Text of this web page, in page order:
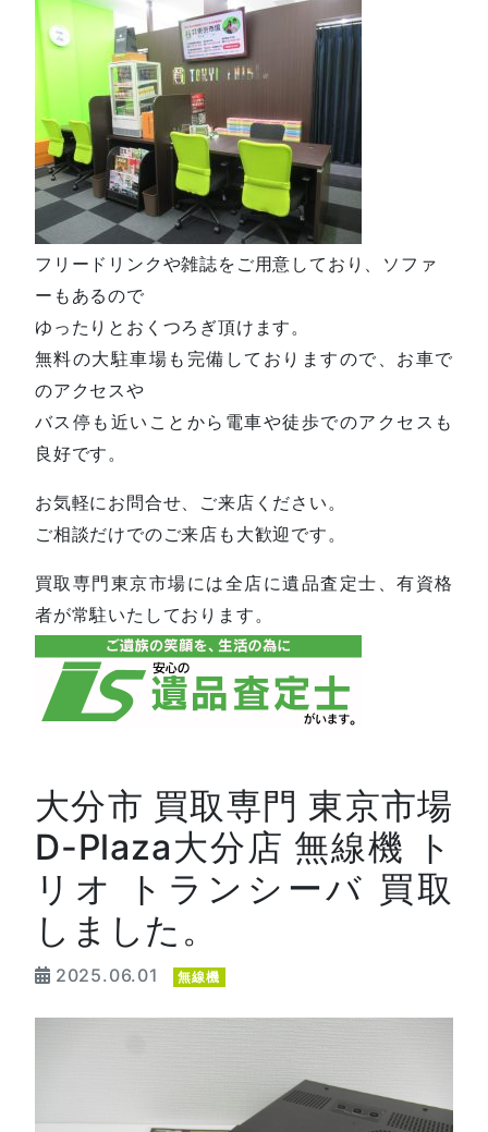
フリードリンクや雑誌をご用意しており、ソファ
ーもあるので
ゆったりとおくつろぎ頂けます。
無料の大駐車場も完備しておりますので、お車で
のアクセスや
バス停も近いことから電車や徒歩でのアクセスも
良好です。
お気軽にお問合せ、ご来店ください。
ご相談だけでのご来店も大歓迎です。
買取専門東京市場には全店に遺品査定士、有資格
者が常駐いたしております。
大分市 買取専門 東京市場
D-Plaza大分店 無線機 ト
リオ トランシーバ 買取
しました。
2025.06.01 無線機